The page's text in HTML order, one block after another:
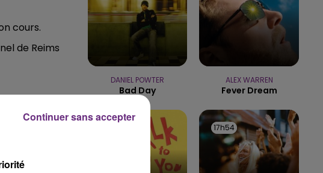
FM
19h15 - 20h00
LA RADIO POP
cours.
de Reims
DANIEL POWTER
Bad Day
ALEX WARREN
Fever Dream
17h54
17h54
Continuer sans accepter